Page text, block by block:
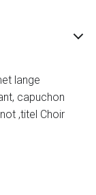
lange
capuchon
,titel Choir